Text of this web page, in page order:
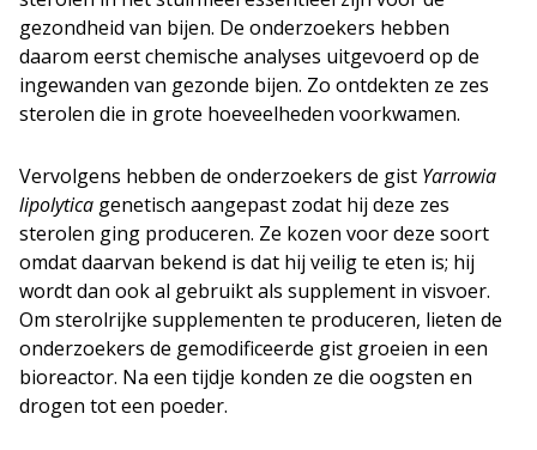
gezondheid van bijen. De onderzoekers hebben
daarom eerst chemische analyses uitgevoerd op de
ingewanden van gezonde bijen. Zo ontdekten ze zes
sterolen die in grote hoeveelheden voorkwamen.
Vervolgens hebben de onderzoekers de gist Yarrowia
lipolytica genetisch aangepast zodat hij deze zes
sterolen ging produceren. Ze kozen voor deze soort
omdat daarvan bekend is dat hij veilig te eten is; hij
wordt dan ook al gebruikt als supplement in visvoer.
Om sterolrijke supplementen te produceren, lieten de
onderzoekers de gemodificeerde gist groeien in een
bioreactor. Na een tijdje konden ze die oogsten en
drogen tot een poeder.